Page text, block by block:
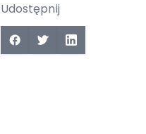
Udostępnij